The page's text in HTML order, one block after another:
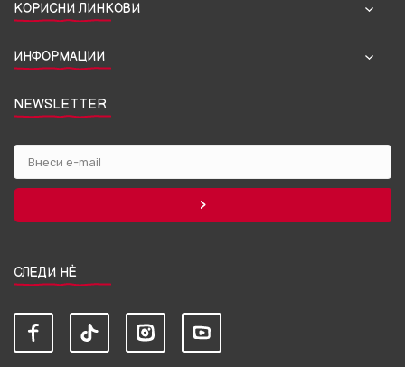
КОРИСНИ ЛИНКОВИ
ИНФОРМАЦИИ
NEWSLETTER
СЛЕДИ НЀ